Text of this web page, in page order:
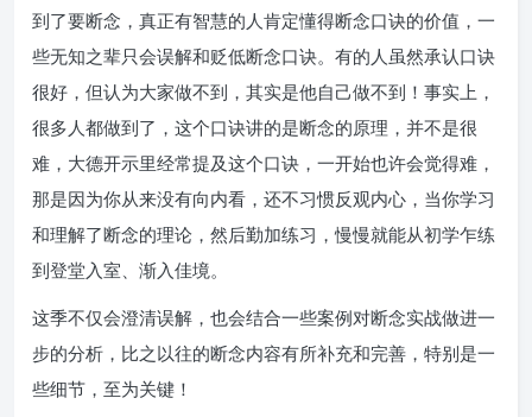
到了要断念，真正有智慧的人肯定懂得断念口诀的价值，一
些无知之辈只会误解和贬低断念口诀。有的人虽然承认口诀
很好，但认为大家做不到，其实是他自己做不到！事实上，
很多人都做到了，这个口诀讲的是断念的原理，并不是很
难，大德开示里经常提及这个口诀，一开始也许会觉得难，
那是因为你从来没有向内看，还不习惯反观内心，当你学习
和理解了断念的理论，然后勤加练习，慢慢就能从初学乍练
到登堂入室、渐入佳境。
这季不仅会澄清误解，也会结合一些案例对断念实战做进一
步的分析，比之以往的断念内容有所补充和完善，特别是一
些细节，至为关键！